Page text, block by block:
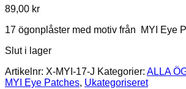
89,00 kr
17 ögonplåster med motiv från MYI Eye
Slut i lager
Artikelnr: X-MYI-17-J Kategorier: ALLA
MYI Eye Patches, Ukategoriseret